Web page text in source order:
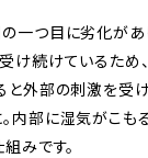
一つ目に劣化があ
け続けているため
と外部の刺激を受
内部に湿気がこも
みです。